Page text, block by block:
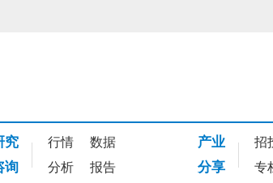
究 行情 数据
询 分析 报告
产业 招
分享 专